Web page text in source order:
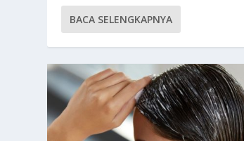
BACA SELENGKAPNYA